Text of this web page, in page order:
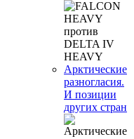
Арктические
разногласия.
И позиции
других стран